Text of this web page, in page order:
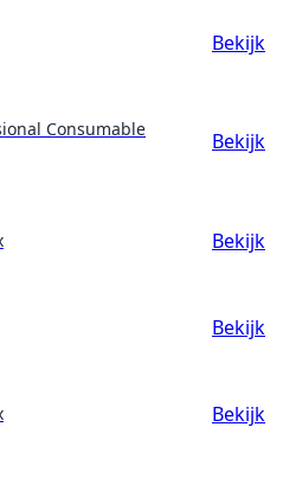
Bekijk
Consumable
Bekijk
Bekijk
Bekijk
Bekijk